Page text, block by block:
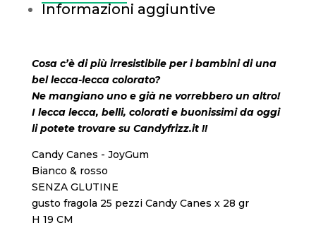
Informazioni aggiuntive
Cosa c’è di più irresistibile per i bambini di una
bel lecca-lecca colorato?
Ne mangiano uno e già ne vorrebbero un altro!
I lecca lecca, belli, colorati e buonissimi da oggi
li potete trovare su Candyfrizz.it !!
Candy Canes - JoyGum
Bianco & rosso
SENZA GLUTINE
gusto fragola 25 pezzi Candy Canes x 28 gr
H 19 CM